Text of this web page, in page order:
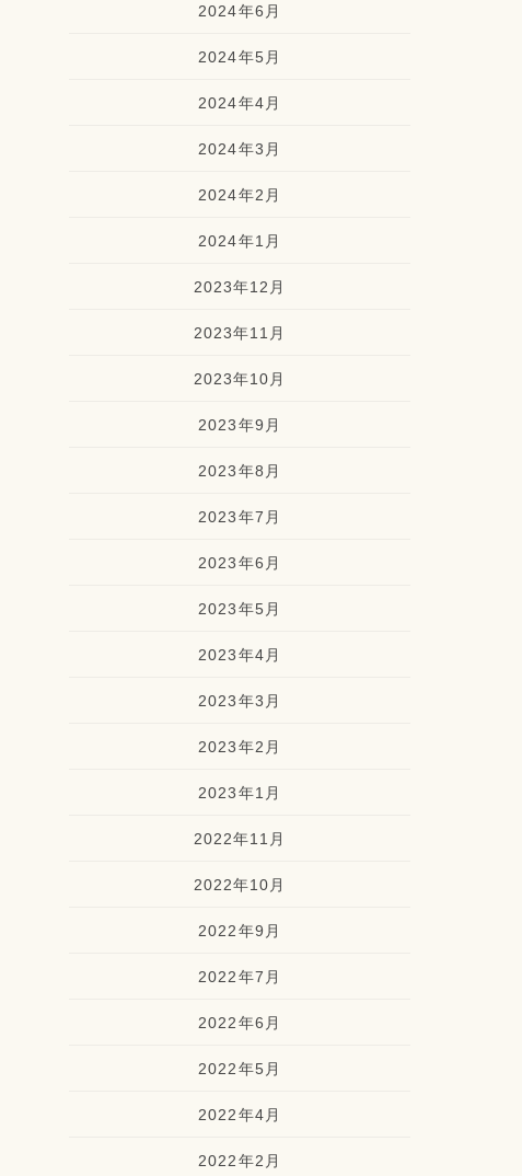
2024年6月
2024年5月
2024年4月
2024年3月
2024年2月
2024年1月
2023年12月
2023年11月
2023年10月
2023年9月
2023年8月
2023年7月
2023年6月
2023年5月
2023年4月
2023年3月
2023年2月
2023年1月
2022年11月
2022年10月
2022年9月
2022年7月
2022年6月
2022年5月
2022年4月
2022年2月